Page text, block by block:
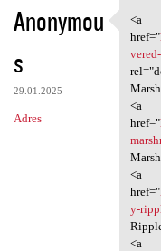
Anonymou
s
29.01.2025
Adres
<a
<a
href="
<a
href="
<a
href="
y-
<a